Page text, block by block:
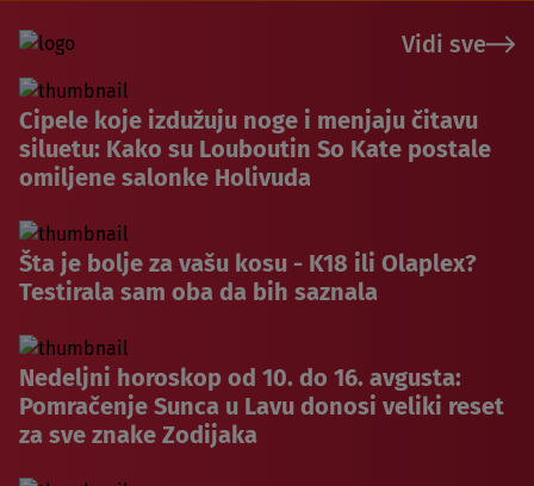
Vidi sve
Cipele koje izdužuju noge i menjaju čitavu
siluetu: Kako su Louboutin So Kate postale
omiljene salonke Holivuda
Šta je bolje za vašu kosu - K18 ili Olaplex?
Testirala sam oba da bih saznala
Nedeljni horoskop od 10. do 16. avgusta:
Pomračenje Sunca u Lavu donosi veliki reset
za sve znake Zodijaka